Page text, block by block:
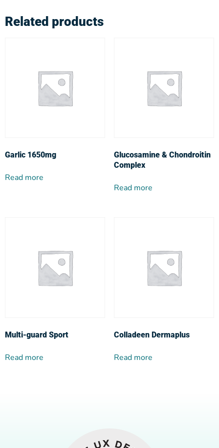
Related products
Garlic 1650mg
Read more
Glucosamine & Chondroitin
Complex
Read more
Multi-guard Sport
Read more
Colladeen Dermaplus
Read more